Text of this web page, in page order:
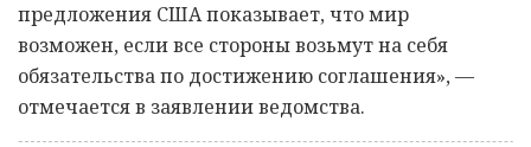
предложения США показывает, что мир
возможен, если все стороны возьмут на себя
обязательства по достижению соглашения», —
отмечается в заявлении ведомства.